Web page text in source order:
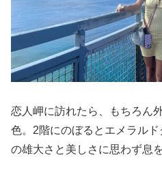
恋人岬に訪れたら、もちろん
色。2階にのぼるとエメラル
の雄大さと美しさに思わず息